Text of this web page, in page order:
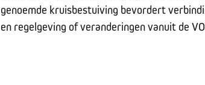
genoemde kruisbestuiving bevordert
en regelgeving of veranderingen vanuit de